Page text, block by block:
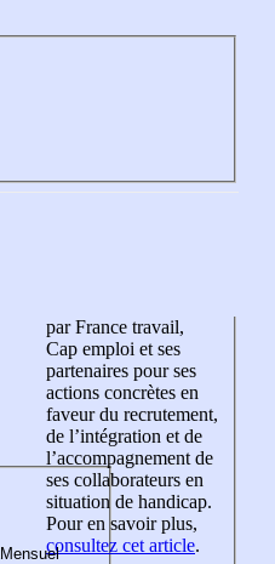
par France travail,
Cap emploi et ses
partenaires pour ses
actions concrètes en
faveur du recrutement,
de l’intégration et de
l’accompagnement de
ses collaborateurs en
situation de handicap.
Pour en savoir plus,
consultez cet article.